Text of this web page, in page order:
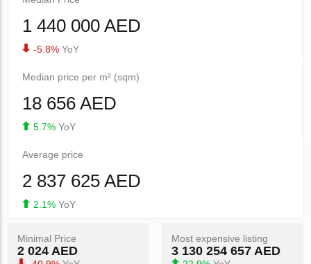
1 440 000 AED
-5.8% YoY
Median price per m² (sqm)
18 656 AED
5.7% YoY
Average price
2 837 625 AED
2.1% YoY
Minimal Price
2 024 AED
Most expensive listing
3 130 254 657 AED